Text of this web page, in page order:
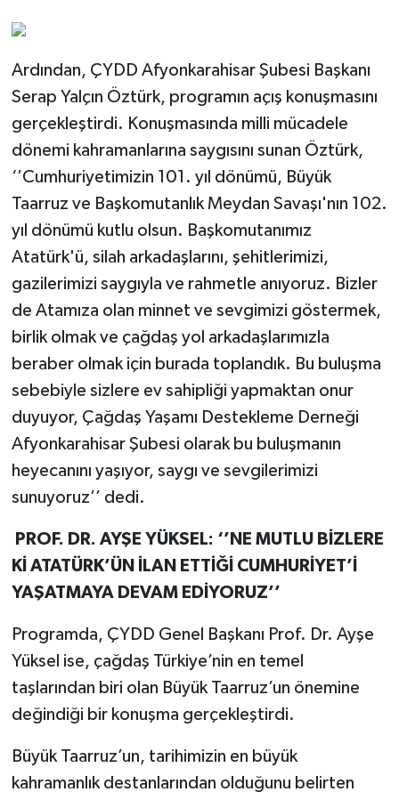
Ardından, ÇYDD Afyonkarahisar Şubesi Başkanı
Serap Yalçın Öztürk, programın açış konuşmasını
gerçekleştirdi. Konuşmasında milli mücadele
dönemi kahramanlarına saygısını sunan Öztürk,
‘’Cumhuriyetimizin 101. yıl dönümü, Büyük
Taarruz ve Başkomutanlık Meydan Savaşı'nın 102.
yıl dönümü kutlu olsun. Başkomutanımız
Atatürk'ü, silah arkadaşlarını, şehitlerimizi,
gazilerimizi saygıyla ve rahmetle anıyoruz. Bizler
de Atamıza olan minnet ve sevgimizi göstermek,
birlik olmak ve çağdaş yol arkadaşlarımızla
beraber olmak için burada toplandık. Bu buluşma
sebebiyle sizlere ev sahipliği yapmaktan onur
duyuyor, Çağdaş Yaşamı Destekleme Derneği
Afyonkarahisar Şubesi olarak bu buluşmanın
heyecanını yaşıyor, saygı ve sevgilerimizi
sunuyoruz’’ dedi.
PROF. DR. AYŞE YÜKSEL: ‘’NE MUTLU BİZLERE
Kİ ATATÜRK’ÜN İLAN ETTİĞİ CUMHURİYET’İ
YAŞATMAYA DEVAM EDİYORUZ’’
Programda, ÇYDD Genel Başkanı Prof. Dr. Ayşe
Yüksel ise, çağdaş Türkiye’nin en temel
taşlarından biri olan Büyük Taarruz’un önemine
değindiği bir konuşma gerçekleştirdi.
Büyük Taarruz’un, tarihimizin en büyük
kahramanlık destanlarından olduğunu belirten